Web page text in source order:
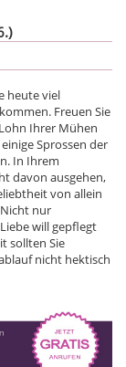
heute viel
Freuen Sie
Ihrer Mühen
Sprossen der
In Ihrem
davon ausgehen,
von allein
nur
will gepflegt
sollten Sie
nicht hektisch